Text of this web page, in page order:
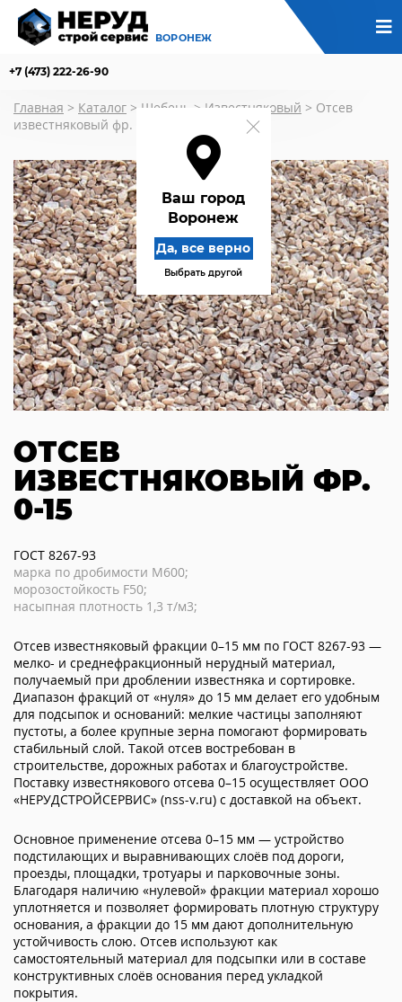
ВОРОНЕЖ
Ваш город
Воронеж
Да, все верно
Выбрать другой
+7 (473) 222-26-90
Главная > Каталог > Щебень > Известняковый > Отсев
известняковый фр. 0-15
ОТСЕВ
ИЗВЕСТНЯКОВЫЙ ФР.
0-15
ГОСТ 8267-93
марка по дробимости М600;
морозостойкость F50;
насыпная плотность 1,3 т/м3;
Отсев известняковый фракции 0–15 мм по ГОСТ 8267-93 —
мелко- и среднефракционный нерудный материал,
получаемый при дроблении известняка и сортировке.
Диапазон фракций от «нуля» до 15 мм делает его удобным
для подсыпок и оснований: мелкие частицы заполняют
пустоты, а более крупные зерна помогают формировать
стабильный слой. Такой отсев востребован в
строительстве, дорожных работах и благоустройстве.
Поставку известнякового отсева 0–15 осуществляет ООО
«НЕРУДСТРОЙСЕРВИС» (nss-v.ru) с доставкой на объект.
Основное применение отсева 0–15 мм — устройство
подстилающих и выравнивающих слоёв под дороги,
проезды, площадки, тротуары и парковочные зоны.
Благодаря наличию «нулевой» фракции материал хорошо
уплотняется и позволяет формировать плотную структуру
основания, а фракции до 15 мм дают дополнительную
устойчивость слою. Отсев используют как
самостоятельный материал для подсыпки или в составе
конструктивных слоёв основания перед укладкой
покрытия.